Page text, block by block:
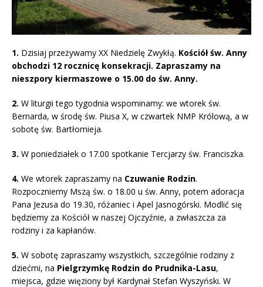
1. Dzisiaj przeżywamy XX Niedzielę Zwykłą. Kościół św. Anny
obchodzi 12 rocznicę konsekracji. Zapraszamy na
nieszpory kiermaszowe o 15.00 do św. Anny.
2. W liturgii tego tygodnia wspominamy: we wtorek św.
Bernarda, w środę św. Piusa X, w czwartek NMP Królową, a w
sobotę św. Bartłomieja.
3. W poniedziałek o 17.00 spotkanie Tercjarzy św. Franciszka.
4. We wtorek zapraszamy na Czuwanie Rodzin.
Rozpoczniemy Mszą św. o 18.00 u św. Anny, potem adoracja
Pana Jezusa do 19.30, różaniec i Apel Jasnogórski. Modlić się
będziemy za Kościół w naszej Ojczyźnie, a zwłaszcza za
rodziny i za kapłanów.
5. W sobotę zapraszamy wszystkich, szczególnie rodziny z
dziećmi, na Pielgrzymkę Rodzin do Prudnika-Lasu,
miejsca, gdzie więziony był Kardynał Stefan Wyszyński. W